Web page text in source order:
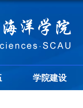
学院建设